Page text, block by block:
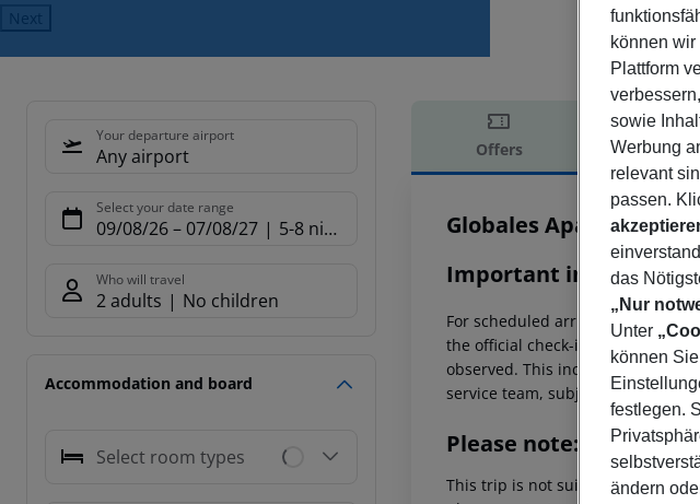
Next
Your departure airport
Any airport
Select your date range
09/08/26– 07/08/27 5-8 nights
Who will travel
2 adults No children
Accommodation and board
Select room types
Offers Offer
Offer
Globales
Important info
For scheduled arrivals in the
the official check-in time of the
observed. This includes return
service team, subject to
Please note:
This trip is not suitable for
können
Plattform
sowie
Werbung
relevant
passen.
das
„Nur
Unter
können
festlegen.
ändern